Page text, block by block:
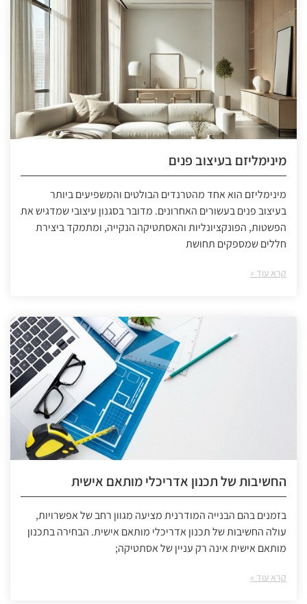
מינימליזם בעיצוב פנים
מינימליזם הוא אחד מהטרנדים הבולטים והמשפיעים ביותר
בעיצוב פנים בעשורים האחרונים. מדובר בסגנון עיצובי שמדגיש את
הפשטות, הפונקציונליות והאסתטיקה הנקייה, ומתמקד ביצירת
חללים שמספקים תחושת
קרא עוד »
החשיבות של תכנון אדריכלי מותאם אישית
בזמנים בהם הבנייה המודרנית מציעה מגוון רחב של אפשרויות,
עולה החשיבות של תכנון אדריכלי מותאם אישית. הבחירה בתכנון
מותאם אישית אינה רק עניין של אסתטיקה;
קרא עוד »